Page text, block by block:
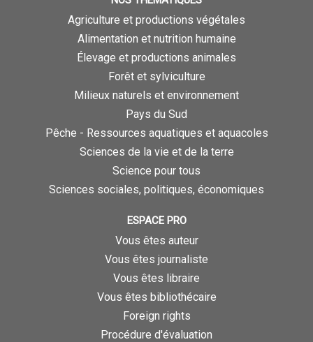
Agriculture et productions végétales
Alimentation et nutrition humaine
Élevage et productions animales
Forêt et sylviculture
Milieux naturels et environnement
Pays du Sud
Pêche - Ressources aquatiques et aquacoles
Sciences de la vie et de la terre
Science pour tous
Sciences sociales, politiques, économiques
ESPACE PRO
Vous êtes auteur
Vous êtes journaliste
Vous êtes libraire
Vous êtes bibliothécaire
Foreign rights
Procédure d'évaluation